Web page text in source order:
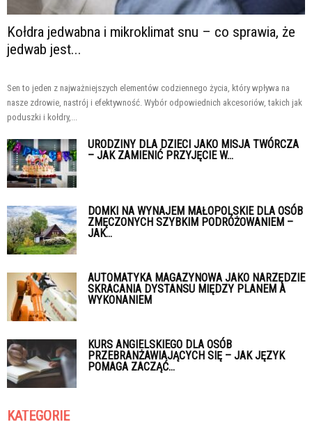
Kołdra jedwabna i mikroklimat snu – co sprawia, że
jedwab jest...
Sen to jeden z najważniejszych elementów codziennego życia, który wpływa na
nasze zdrowie, nastrój i efektywność. Wybór odpowiednich akcesoriów, takich jak
poduszki i kołdry,...
URODZINY DLA DZIECI JAKO MISJA TWÓRCZA
– JAK ZAMIENIĆ PRZYJĘCIE W...
DOMKI NA WYNAJEM MAŁOPOLSKIE DLA OSÓB
ZMĘCZONYCH SZYBKIM PODRÓŻOWANIEM –
JAK...
AUTOMATYKA MAGAZYNOWA JAKO NARZĘDZIE
SKRACANIA DYSTANSU MIĘDZY PLANEM A
WYKONANIEM
KURS ANGIELSKIEGO DLA OSÓB
PRZEBRANŻAWIAJĄCYCH SIĘ – JAK JĘZYK
POMAGA ZACZĄĆ...
KATEGORIE